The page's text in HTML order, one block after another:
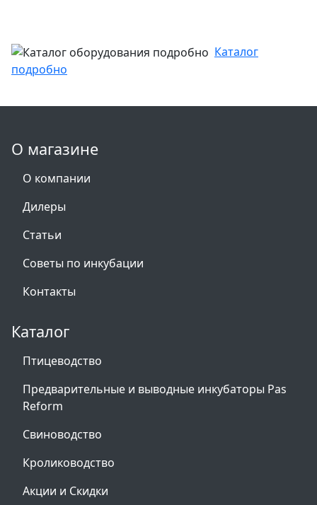
Каталог
подробно
О магазине
О компании
Дилеры
Статьи
Советы по инкубации
Контакты
Каталог
Птицеводство
Предварительные и выводные инкубаторы Pas
Reform
Свиноводство
Кролиководство
Акции и Скидки